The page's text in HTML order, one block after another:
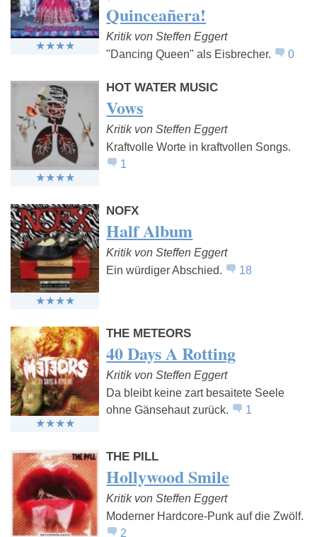
Quinceañera!
Kritik von Steffen Eggert
"Dancing Queen" als Eisbrecher.
0
HOT WATER MUSIC
Vows
Kritik von Steffen Eggert
Kraftvolle Worte in kraftvollen Songs.
1
NOFX
Half Album
Kritik von Steffen Eggert
Ein würdiger Abschied.
18
THE METEORS
40 Days A Rotting
Kritik von Steffen Eggert
Da bleibt keine zart besaitete Seele
ohne Gänsehaut zurück.
1
THE PILL
Hollywood Smile
Kritik von Steffen Eggert
Moderner Hardcore-Punk auf die Zwölf.
2